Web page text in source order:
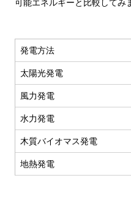
発電方法
太陽光発電
風力発電
水力発電
木質バイオマス発電
地熱発電